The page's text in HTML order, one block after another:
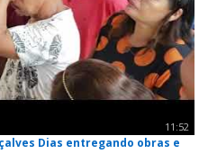
11:52
Dias entregando obras e